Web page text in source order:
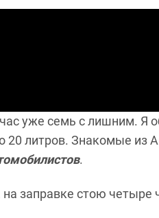
уже семь с лишним. Я
литров. Знакомые из
.
заправке стою четыре